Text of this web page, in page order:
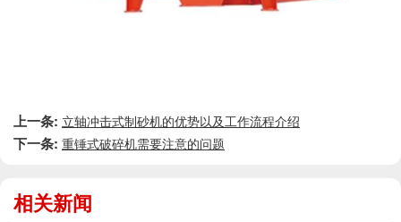
上一条: 立轴冲击式制砂机的优势以及工作流程介绍
下一条: 重锤式破碎机需要注意的问题
相关新闻